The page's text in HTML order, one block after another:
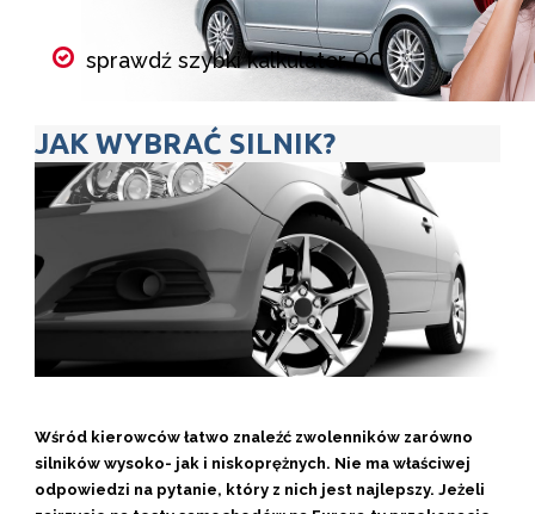
sprawdź szybki kalkulator OC
ubezpieczycieli w kilka minut
wybierz ubezpieczenie i kup online
Kalkulator OC
JAK WYBRAĆ SILNIK?
Wśród kierowców łatwo znaleźć zwolenników zarówno
silników wysoko- jak i niskoprężnych. Nie ma właściwej
odpowiedzi na pytanie, który z nich jest najlepszy. Jeżeli